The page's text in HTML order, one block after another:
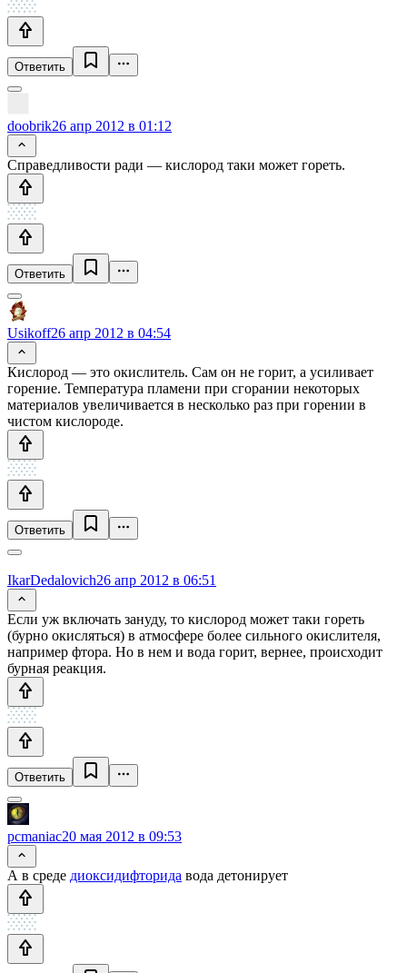
Ответить
doobrik26 апр 2012 в 01:12
Справедливости ради — кислород таки может гореть.
Ответить
Usikoff26 апр 2012 в 04:54
Кислород — это окислитель. Сам он не горит, а усиливает
горение. Температура пламени при сгорании некоторых
материалов увеличивается в несколько раз при горении в
чистом кислороде.
Ответить
IkarDedalovich26 апр 2012 в 06:51
Если уж включать зануду, то кислород может таки гореть
(бурно окисляться) в атмосфере более сильного окислителя,
например фтора. Но в нем и вода горит, вернее, происходит
бурная реакция.
Ответить
pcmaniac20 мая 2012 в 09:53
А в среде диоксидифторида вода детонирует